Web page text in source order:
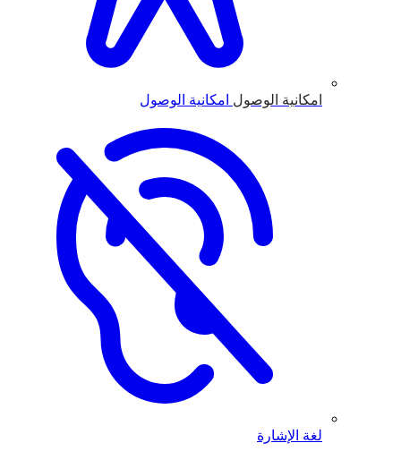
امكانية الوصول امكانية الوصول
لغة الإشارة